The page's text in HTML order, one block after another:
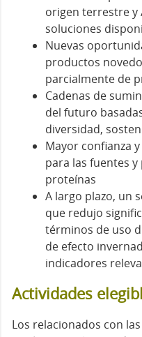
origen terrestre y
soluciones
Nuevas
productos
parcialmente de
Cadenas de
del futuro
diversidad,
Mayor confianza
para las fuentes
proteínas
A largo plazo, un
que redujo
términos de uso
de efecto
indicadores
Actividades
Los relacionados con